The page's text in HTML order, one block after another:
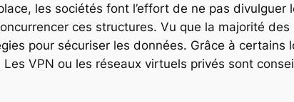
les sociétés font l’effort de ne pas
ces structures. Vu que la majorité
pour sécuriser les données. Grâce à certains
VPN ou les réseaux virtuels privés sont